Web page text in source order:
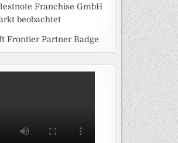
Franchise GmbH
beobachtet
Frontier Partner Badge